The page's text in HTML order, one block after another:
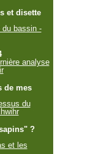
et disette
du bassin -
analyse
de mes
du
?
et les